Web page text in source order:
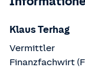
Klaus Terhag
Vermittler
Finanzfachwirt